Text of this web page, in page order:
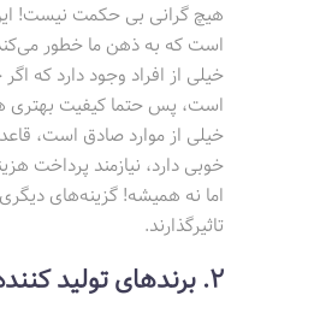
هیچ گرانی بی حکمت نیست!
است که به ذهن ما خطور
خیلی از افراد وجود دارد که
است، پس حتما کیفیت بهتری
خیلی از موارد صادق است،
خوبی دارد، نیازمند پرداخت
اما نه همیشه! گزینه‌های
تاثیرگذارند.
2. برندهای تولید کننده